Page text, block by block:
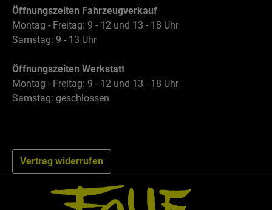
Öffnungszeiten Fahrzeugverkauf
Montag - Freitag: 9 - 12 und 13 - 18 Uhr
Samstag: 9 - 13 Uhr
Öffnungszeiten Werkstatt
Montag - Freitag: 9 - 12 und 13 - 18 Uhr
Samstag: geschlossen
Vertrag widerrufen